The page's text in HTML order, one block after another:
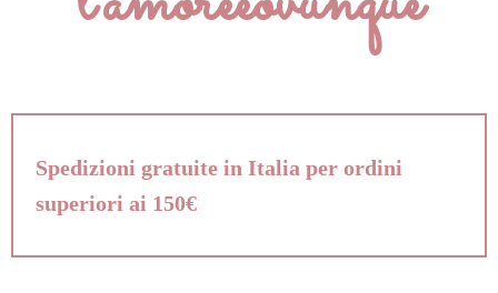
Spedizioni gratuite in Italia per ordini
superiori ai 150€